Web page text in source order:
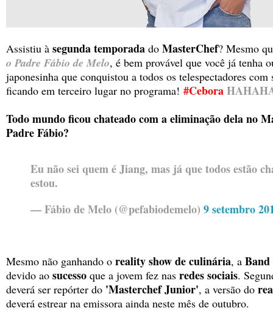
Assistiu à segunda temporada do MasterChef? Mesmo
o Padre Fábio de Melo, é bem provável que você já tenha
japonesinha que conquistou a todos os telespectadores
ficando em terceiro lugar no programa! #Cebora
Todo mundo ficou chateado com a eliminação dela no
Padre Fábio?
Eu não sei quem é Jiang, mas já que todos estão
estou.
— Fábio de Melo (@pefabiodemelo) 9 setembro
Mesmo não ganhando o reality show de culinária, a
devido ao sucesso que a jovem fez nas redes sociais.
deverá ser repórter do 'Masterchef Junior', a versão do
deverá estrear na emissora ainda neste mês de outubro.